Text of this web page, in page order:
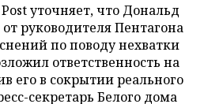
уточняет, что Дональд
руководителя Пентагона
по поводу нехватки
ответственность на
его в сокрытии реального
секретарь Белого дома